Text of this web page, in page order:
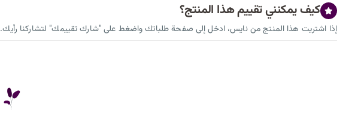
كيف يمكنني تقييم هذا المنتج؟
إذا اشتريت هذا المنتج من نايس، ادخل إلى صفحة طلباتك واضغط على "شارك تقييمك" لتشاركنا رأيك.